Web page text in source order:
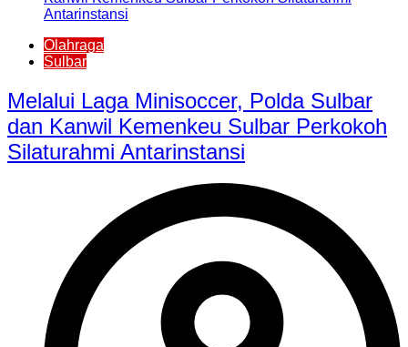
Olahraga
Sulbar
Melalui Laga Minisoccer, Polda Sulbar
dan Kanwil Kemenkeu Sulbar Perkokoh
Silaturahmi Antarinstansi